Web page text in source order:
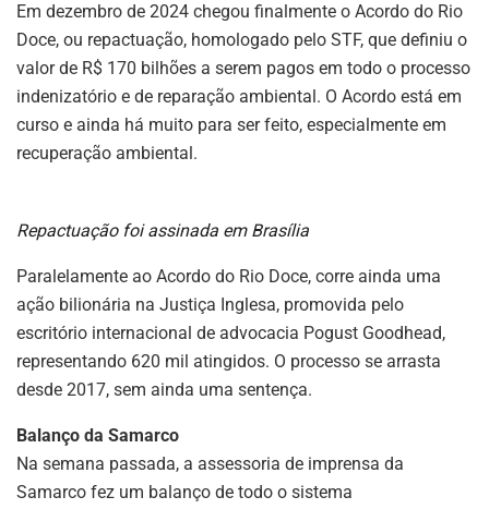
Em dezembro de 2024 chegou finalmente o Acordo do Rio
Doce, ou repactuação, homologado pelo STF, que definiu o
valor de R$ 170 bilhões a serem pagos em todo o processo
indenizatório e de reparação ambiental. O Acordo está em
curso e ainda há muito para ser feito, especialmente em
recuperação ambiental.
Repactuação foi assinada em Brasília
Paralelamente ao Acordo do Rio Doce, corre ainda uma
ação bilionária na Justiça Inglesa, promovida pelo
escritório internacional de advocacia Pogust Goodhead,
representando 620 mil atingidos. O processo se arrasta
desde 2017, sem ainda uma sentença.
Balanço da Samarco
Na semana passada, a assessoria de imprensa da
Samarco fez um balanço de todo o sistema